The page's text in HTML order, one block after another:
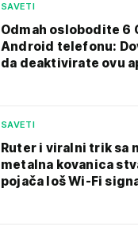
SAVETI
Odmah oslobodite 6
Android telefonu:
da deaktivirate ovu
SAVETI
Ruter i viralni trik sa
metalna kovanica
pojača loš Wi-Fi